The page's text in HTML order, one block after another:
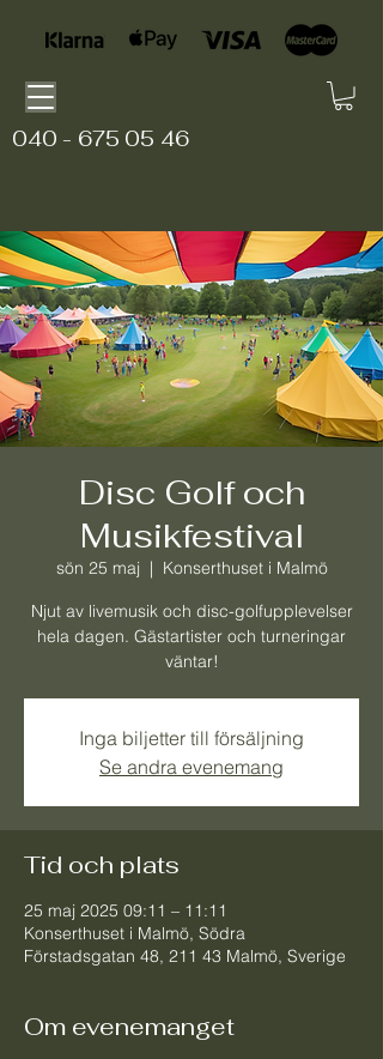
040 - 675 05 46
Disc Golf och
Musikfestival
sön 25 maj
  |
Konserthuset i Malmö
Njut av livemusik och disc-golfupplevelser
hela dagen. Gästartister och turneringar
väntar!
Inga biljetter till försäljning
Se andra evenemang
Tid och plats
25 maj 2025 09:11 – 11:11
Konserthuset i Malmö, Södra
Förstadsgatan 48, 211 43 Malmö, Sverige
Om evenemanget